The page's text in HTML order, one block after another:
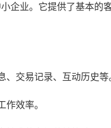
企业。它提供了基本的
交易记录、互动历史等
效率。